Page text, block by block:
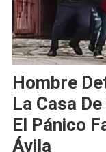
Hombre
La Casa
El Pánico
Ávila